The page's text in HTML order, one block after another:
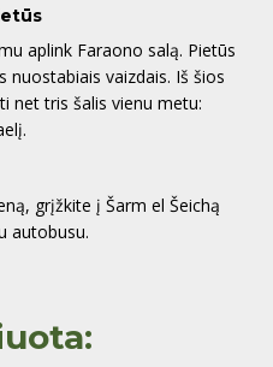
aplink Faraono salą. Pietūs
nuostabiais vaizdais. Iš šios
net tris šalis vienu metu:
grįžkite į Šarm el Šeichą
autobusu.